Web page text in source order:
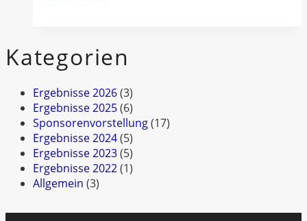
Kategorien
Ergebnisse 2026(3)
Ergebnisse 2025(6)
Sponsorenvorstellung(17)
Ergebnisse 2024(5)
Ergebnisse 2023(5)
Ergebnisse 2022(1)
Allgemein (3)